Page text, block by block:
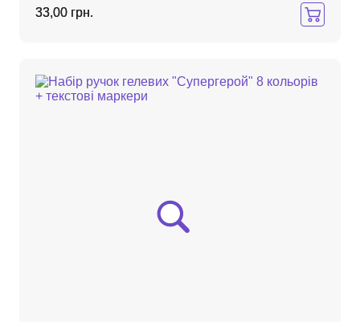
33,00 грн.